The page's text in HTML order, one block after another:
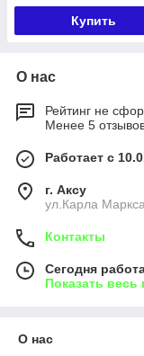
Купить
О нас
Рейтинг не
Менее 5
Работает с
г. Аксу
ул.Карла
Контакты
Сегодня
Показать
О нас